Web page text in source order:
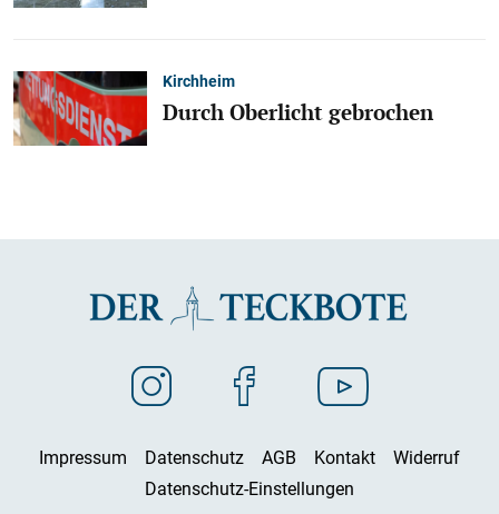
Kirchheim
Durch Oberlicht gebrochen
Impressum Datenschutz AGB Kontakt
Widerruf
Datenschutz-Einstellungen